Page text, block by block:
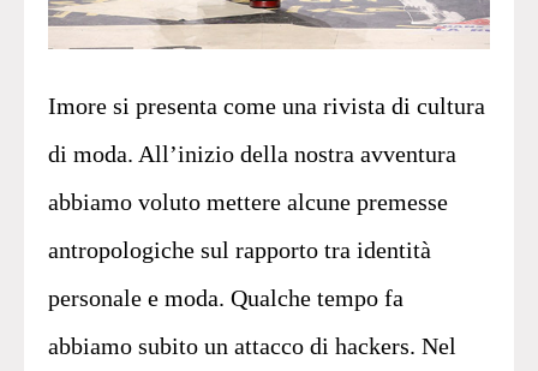
Imore si presenta come una rivista di cultura
di moda. All’inizio della nostra avventura
abbiamo voluto mettere alcune premesse
antropologiche sul rapporto tra identità
personale e moda. Qualche tempo fa
abbiamo subito un attacco di hackers. Nel